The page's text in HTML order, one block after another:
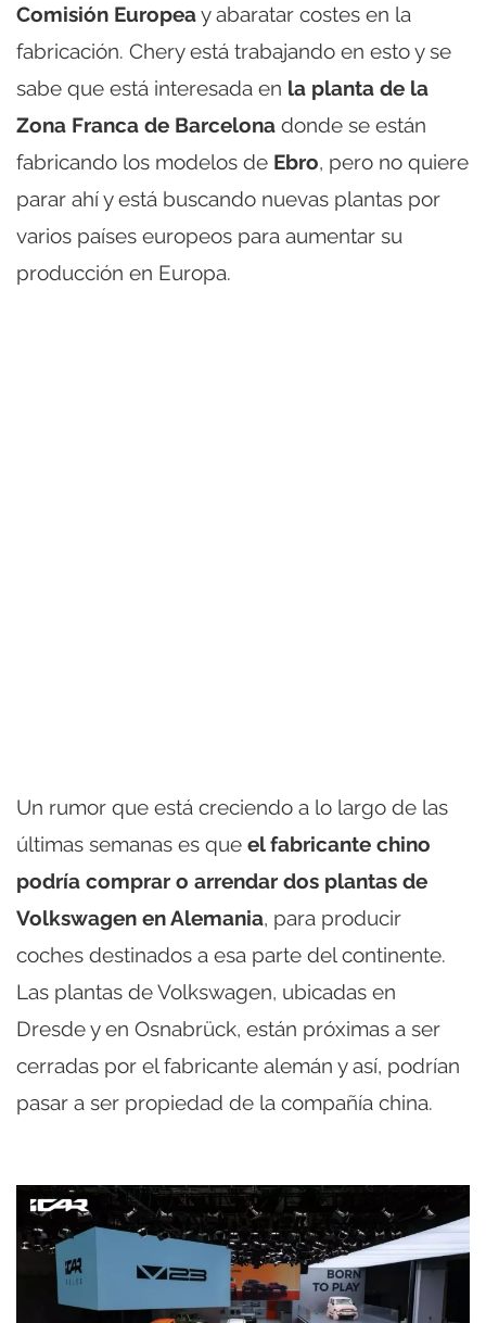
Comisión Europeay abaratar costes en la
fabricación. Chery está trabajando en esto y se
sabe que está interesada en la planta de la
Zona Franca de Barcelona donde se están
fabricando los modelos de Ebro, pero no quiere
parar ahí y está buscando nuevas plantas por
varios países europeos para aumentar su
producción en Europa.
Un rumor que está creciendo a lo largo de las
últimas semanas es que el fabricante chino
podría comprar o arrendar dos plantas de
Volkswagen en Alemania, para producir
coches destinados a esa parte del continente.
Las plantas de Volkswagen, ubicadas en
Dresde y en Osnabrück, están próximas a ser
cerradas por el fabricante alemán y así, podrían
pasar a ser propiedad de la compañía china.